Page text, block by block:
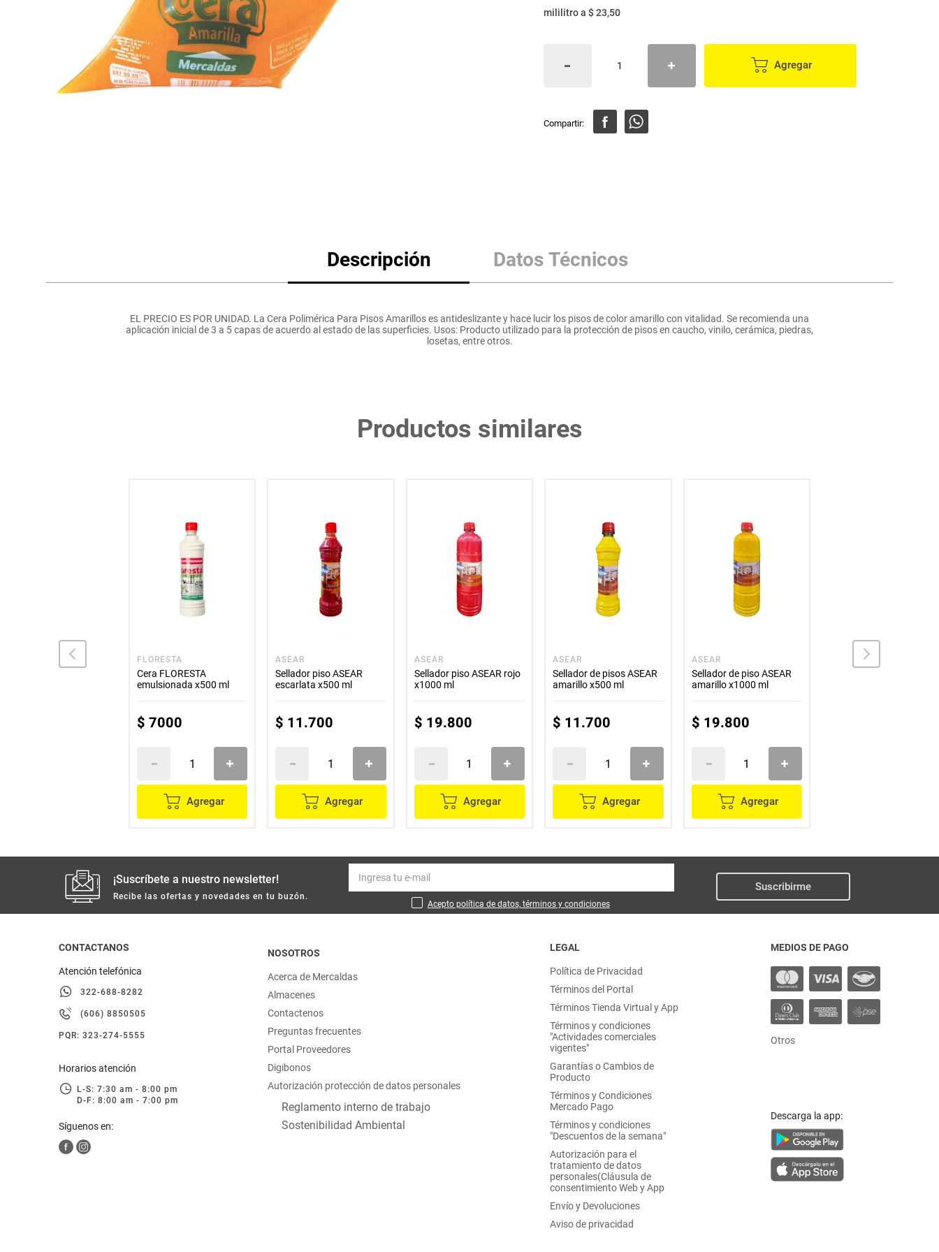
lácteos y refrigerados
vinos y licores
otros
mililitroa $ 23,50
Agregar
Descripción Datos Técnicos
EL PRECIO ES POR UNIDAD. La Cera Polimérica Para Pisos Amarillos es antideslizante y hace lucir los pisos de color amarillo con vitalidad. Se recomienda una
aplicación inicial de 3 a 5 capas de acuerdo al estado de las superficies. Usos: Producto utilizado para la protección de pisos en caucho, vinilo, cerámica, piedras,
losetas, entre otros.
Productos similares
FLORESTA
Cera FLORESTA
emulsionada x500 ml
$ 7000
Agregar
ASEAR
Sellador piso ASEAR
escarlata x500 ml
$ 11.700
Agregar
ASEAR
Sellador piso ASEAR rojo
x1000 ml
$ 19.800
Agregar
ASEAR
Sellador de pisos ASEAR
amarillo x500 ml
$ 11.700
Agregar
ASEAR
Sellador de piso ASEAR
amarillo x1000 ml
$ 19.800
Agregar
¡Suscríbete a nuestro newsletter!
Recibe las ofertas y novedades en tu buzón.
Acepto política de datos, términos y condiciones
Suscribirme
CONTACTANOS
Atención telefónica
322-688-8282
(606) 8850505
PQR: 323-274-5555
Horarios atención
L-S: 7:30 am - 8:00 pm
D-F: 8:00 am - 7:00 pm
Síguenos en:
NOSOTROS
Acerca de Mercaldas
Almacenes
Contactenos
Preguntas frecuentes
Portal Proveedores
Digibonos
Autorización protección de datos personales
Reglamento interno de trabajo
Sostenibilidad Ambiental
LEGAL
Política de Privacidad
Términos del Portal
Términos Tienda Virtual y App
Términos y condiciones
"Actividades comerciales
vigentes"
Garantías o Cambios de
Producto
Términos y Condiciones
Mercado Pago
Términos y condiciones
"Descuentos de la semana"
Autorización para el
tratamiento de datos
personales(Cláusula de
consentimiento Web y App
Envío y Devoluciones
Aviso de privacidad
MEDIOS DE PAGO
Otros
Descarga la app:
Mantequilla